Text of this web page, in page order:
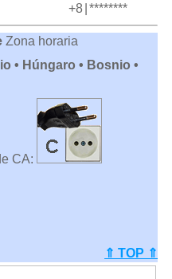
+8 ********
Zona horaria
• Húngaro • Bosnio •
CA:
⇑ TOP ⇑